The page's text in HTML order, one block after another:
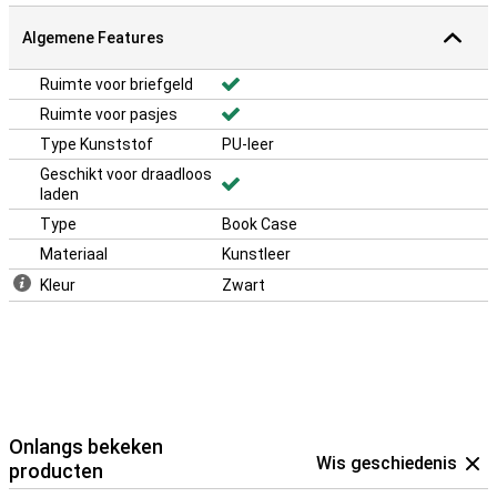
Algemene Features
Ruimte voor briefgeld
Ruimte voor pasjes
Type Kunststof
PU-leer
Geschikt voor draadloos
laden
Type
Book Case
Materiaal
Kunstleer
Kleur
Zwart
Onlangs bekeken
producten
Wis geschiedenis